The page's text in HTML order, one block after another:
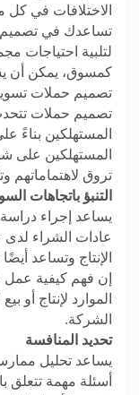
الاختلافات في
تساعدك في تصميم
لتلبية احتياجات
كمسوق، يمكن أن
تصميم حملات
تصميم حملات
المستهلكين بناءً
المستهلكين على
تروق لاهتماماتهم
التنبؤ باتجاهات
يساعد إجراء
عادات الشراء لدى
الإنتاج وتساعد
إن فهم كيفية عمل
الموارد لإنتاج أو
الشركة.
تحديد المنافسة
يساعد تحليل
أسئلة مهمة تتعلق